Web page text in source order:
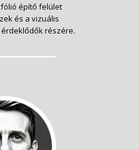
építő felület
és a vizuális
részére.